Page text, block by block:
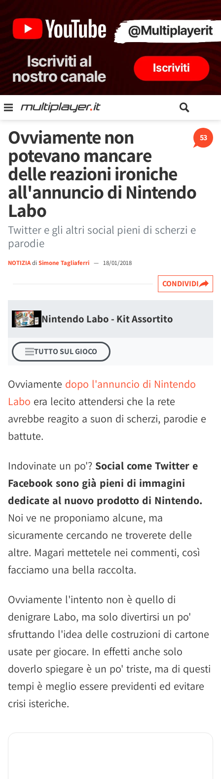
53
Ovviamente non
potevano mancare
delle reazioni ironiche
all'annuncio di Nintendo
Labo
Twitter e gli altri social pieni di scherzi e
parodie
NOTIZIAdi Simone Tagliaferri — 18/01/2018
CONDIVIDI
Nintendo Labo - Kit Assortito
TUTTO SUL GIOCO
Ovviamente dopo l'annuncio di Nintendo
Labo era lecito attendersi che la rete
avrebbe reagito a suon di scherzi, parodie e
battute.
Indovinate un po'? Social come Twitter e
Facebook sono già pieni di immagini
dedicate al nuovo prodotto di Nintendo.
Noi ve ne proponiamo alcune, ma
sicuramente cercando ne troverete delle
altre. Magari mettetele nei commenti, così
facciamo una bella raccolta.
Ovviamente l'intento non è quello di
denigrare Labo, ma solo divertirsi un po'
sfruttando l'idea delle costruzioni di cartone
usate per giocare. In effetti anche solo
doverlo spiegare è un po' triste, ma di questi
tempi è meglio essere previdenti ed evitare
crisi isteriche.